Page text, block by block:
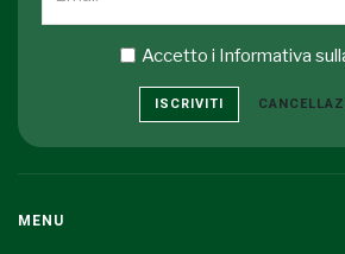
Accetto i Informativa
ISCRIVITI
MENU